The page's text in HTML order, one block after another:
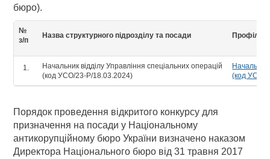
бюро).
№
з/п
Назва структурного підрозділу та посади Профіль
Начальник відділу Управління спеціальних операцій
(код УСО/23-Р/18.03.2024)
Начальник
(код УСО/
Порядок проведення відкритого конкурсу для
призначення на посади у Національному
антикорупційному бюро України визначено наказом
Директора Національного бюро від 31 травня 2017